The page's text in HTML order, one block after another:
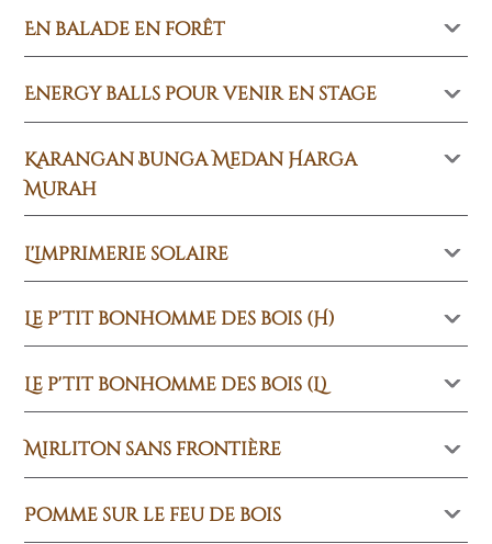
En balade en forêt
Energy balls pour venir en stage
Karangan Bunga Medan Harga
Murah
L'imprimerie solaire
Le p'tit bonhomme des bois (H)
Le p'tit bonhomme des bois (L)
Mirliton sans frontière
Pomme sur le feu de bois